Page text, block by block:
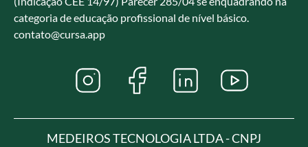
categoria de educação profissional de nível básico.
contato@cursa.app
MEDEIROS TECNOLOGIA LTDA - CNPJ